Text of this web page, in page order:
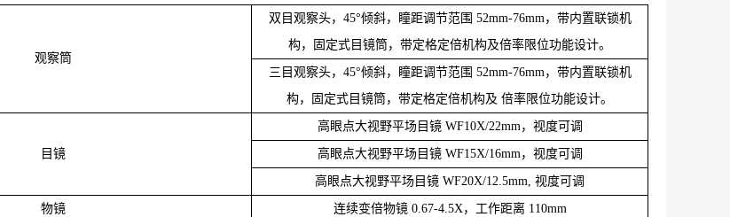
观察筒
双目观察头， 45°倾斜，瞳距调节范围 52mm-76mm，带内置联锁机
构，固定式目镜筒，带定格定倍机构及倍率限位功能设计。
三目观察头， 45°倾斜，瞳距调节范围 52mm-76mm，带内置联锁机
构，固定式目镜筒，带定格定倍机构及 倍率限位功能设计。
目镜
高眼点大视野平场目镜 WF10X/22mm，视度可调
高眼点大视野平场目镜 WF15X/16mm，视度可调
高眼点大视野平场目镜 WF20X/12.5mm, 视度可调
物镜 连续变倍物镜 0.67-4.5X，工作距离 110mm